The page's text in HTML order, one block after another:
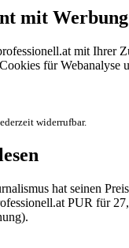
mit Werbung
mit Ihrer
für Webanalyse
widerrufbar.
hat seinen
PUR für